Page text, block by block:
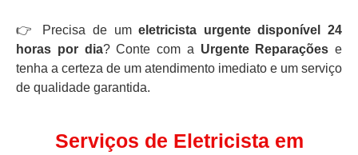
👉 Precisa de umeletricista urgente disponível 24
horas por dia? Conte com a Urgente Reparações e
tenha a certeza de um atendimento imediato e um serviço
de qualidade garantida.
Serviços de Eletricista em